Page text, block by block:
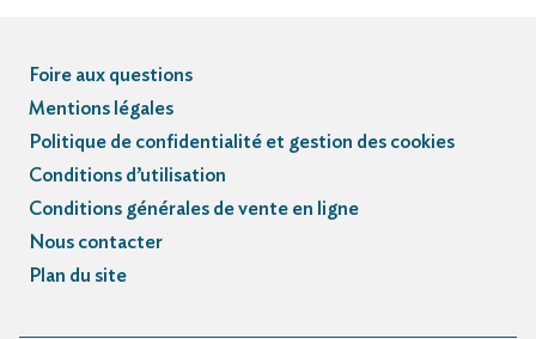
Foire aux questions
Mentions légales
Politique de confidentialité et gestion des cookies
Conditions d’utilisation
Conditions générales de vente en ligne
Nous contacter
Plan du site